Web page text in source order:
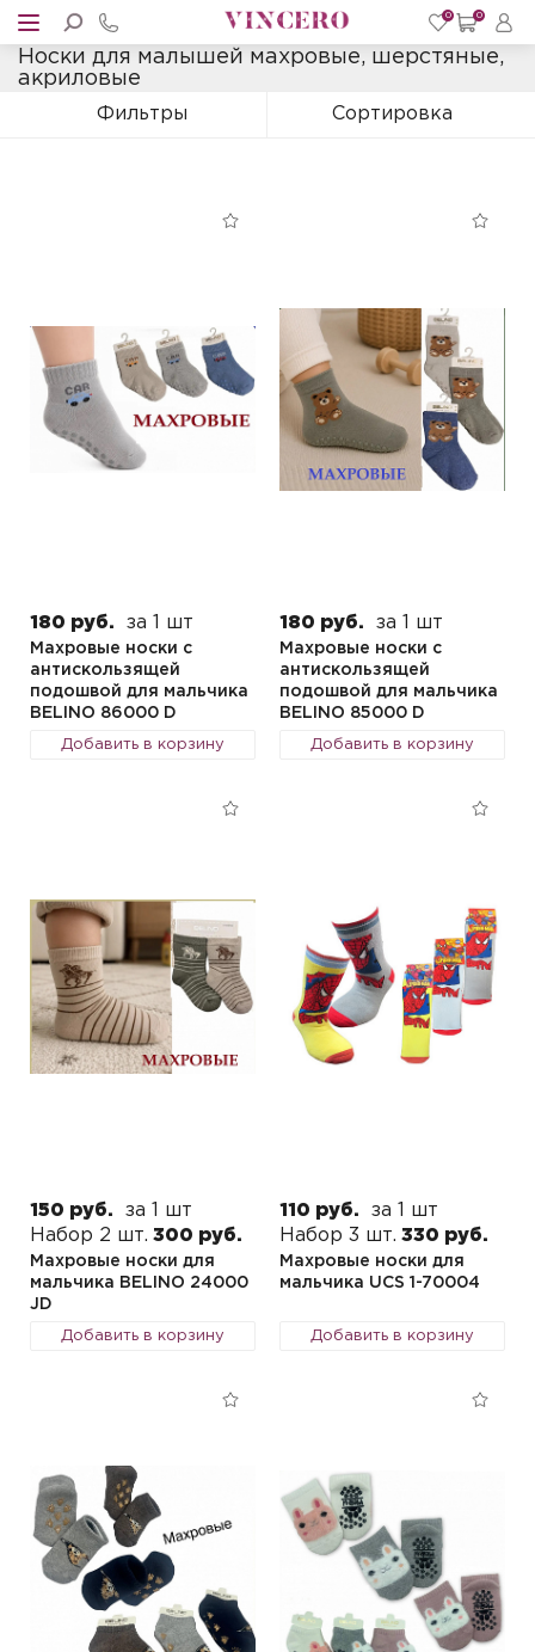
0 0
Носки для малышей махровые, шерстяные,
акриловые
Фильтры Сортировка
180 руб. за 1 шт
Махровые носки с
антискользящей
подошвой для мальчика
BELINO 86000 D
Добавить в корзину
180 руб. за 1 шт
Махровые носки с
антискользящей
подошвой для мальчика
BELINO 85000 D
Добавить в корзину
150 руб.
за 1 шт
Набор 2 шт. 300 руб.
Махровые носки для
мальчика BELINO 24000
JD
Добавить в корзину
110 руб.
за 1 шт
Набор 3 шт. 330 руб.
Махровые носки для
мальчика UCS 1-70004
Добавить в корзину